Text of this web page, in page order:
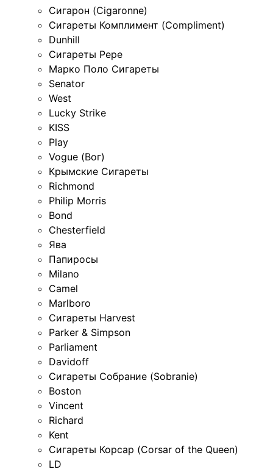
Сигарон (Cigaronne)
Сигареты Комплимент (Compliment)
Dunhill
Сигареты Pepe
Марко Поло Сигареты
Senator
West
Lucky Strike
KISS
Play
Vogue (Вог)
Крымские Сигареты
Richmond
Philip Morris
Bond
Chesterfield
Ява
Папиросы
Milano
Camel
Marlboro
Сигареты Harvest
Parker & Simpson
Parliament
Davidoff
Сигареты Собрание (Sobranie)
Boston
Vincent
Richard
Kent
Сигареты Корсар (Corsar of the Queen)
LD